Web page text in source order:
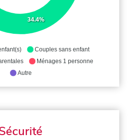
34.4%
Couples sans enfant
Ménages 1 personne
Autre